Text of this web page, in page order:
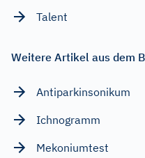
Talent
Weitere Artikel aus dem
Antiparkinsonikum
Ichnogramm
Mekoniumtest